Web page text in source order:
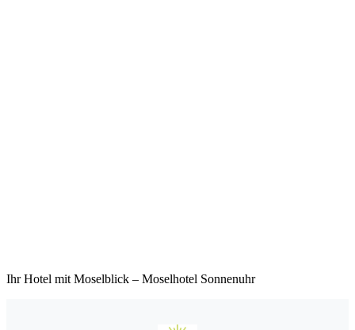
Ihr Hotel mit Moselblick – Moselhotel Sonnenuhr